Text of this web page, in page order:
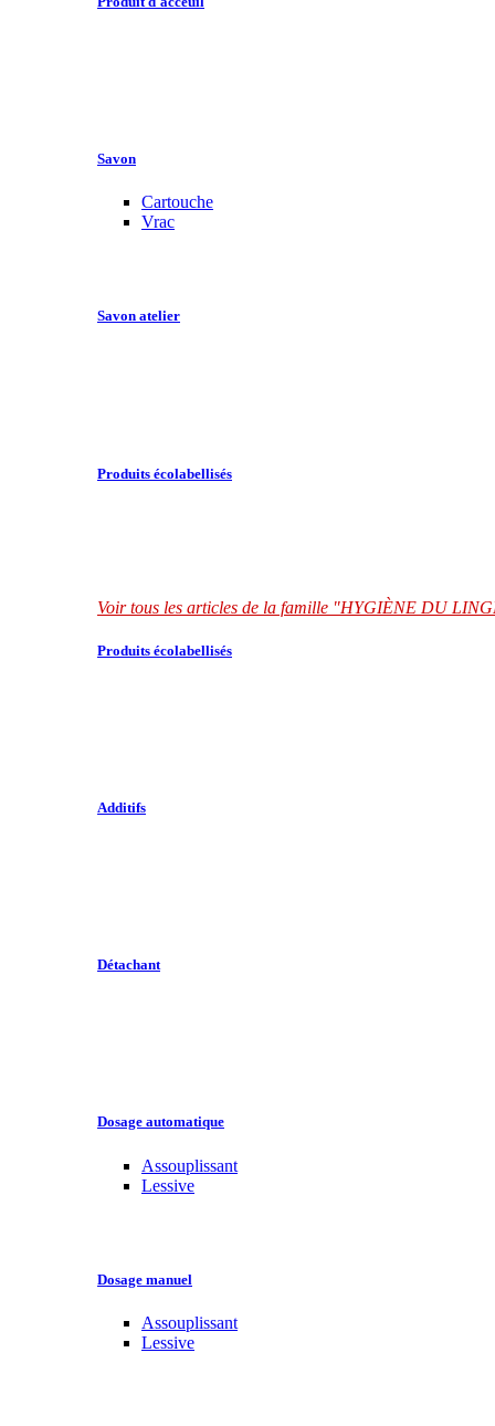
Savon
Cartouche
Vrac
Savon atelier
Produits écolabellisés
Voir tous les articles de la famille "HYGIÈNE DU
Produits écolabellisés
Additifs
Détachant
Dosage automatique
Assouplissant
Lessive
Dosage manuel
Assouplissant
Lessive